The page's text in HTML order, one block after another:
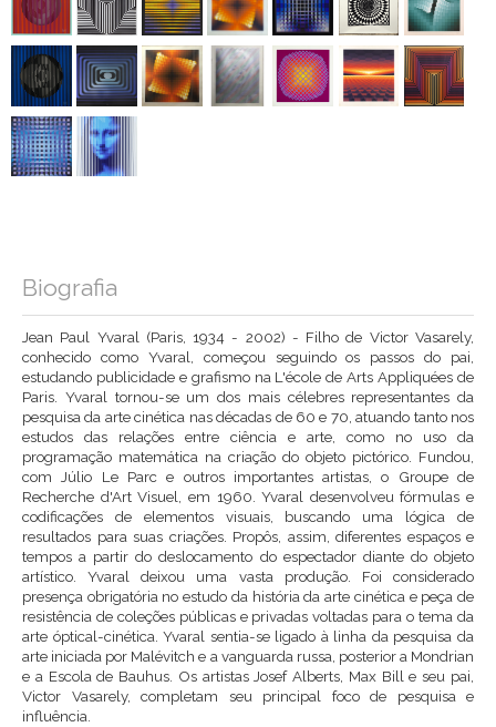
Biografia
Jean Paul Yvaral (Paris, 1934 - 2002) - Filho de Victor Vasarely,
conhecido como Yvaral, começou seguindo os passos do pai,
estudando publicidade e grafismo na L'école de Arts Appliquées de
Paris. Yvaral tornou-se um dos mais célebres representantes da
pesquisa da arte cinética nas décadas de 60 e 70, atuando tanto nos
estudos das relações entre ciência e arte, como no uso da
programação matemática na criação do objeto pictórico. Fundou,
com Júlio Le Parc e outros importantes artistas, o Groupe de
Recherche d'Art Visuel, em 1960. Yvaral desenvolveu fórmulas e
codificações de elementos visuais, buscando uma lógica de
resultados para suas criações. Propôs, assim, diferentes espaços e
tempos a partir do deslocamento do espectador diante do objeto
artístico. Yvaral deixou uma vasta produção. Foi considerado
presença obrigatória no estudo da história da arte cinética e peça de
resistência de coleções públicas e privadas voltadas para o tema da
arte óptical-cinética. Yvaral sentia-se ligado à linha da pesquisa da
arte iniciada por Malévitch e a vanguarda russa, posterior a Mondrian
e a Escola de Bauhus. Os artistas Josef Alberts, Max Bill e seu pai,
Victor Vasarely, completam seu principal foco de pesquisa e
influência.